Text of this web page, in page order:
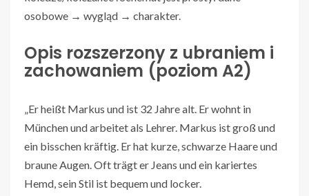
osobowe → wygląd → charakter.
Opis rozszerzony z ubraniem i
zachowaniem (poziom A2)
„Er heißt Markus und ist 32 Jahre alt. Er wohnt in
München und arbeitet als Lehrer. Markus ist groß und
ein bisschen kräftig. Er hat kurze, schwarze Haare und
braune Augen. Oft trägt er Jeans und ein kariertes
Hemd, sein Stil ist bequem und locker.